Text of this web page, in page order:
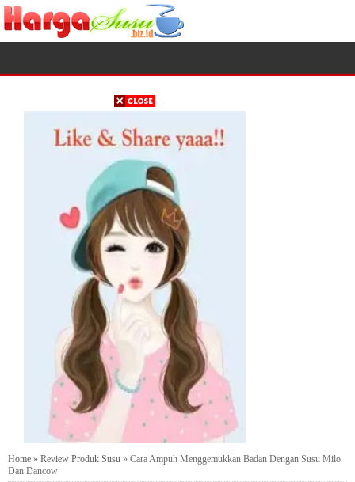
Home » Review Produk Susu » Cara Ampuh Menggemukkan Badan Dengan Susu Milo
Dan Dancow